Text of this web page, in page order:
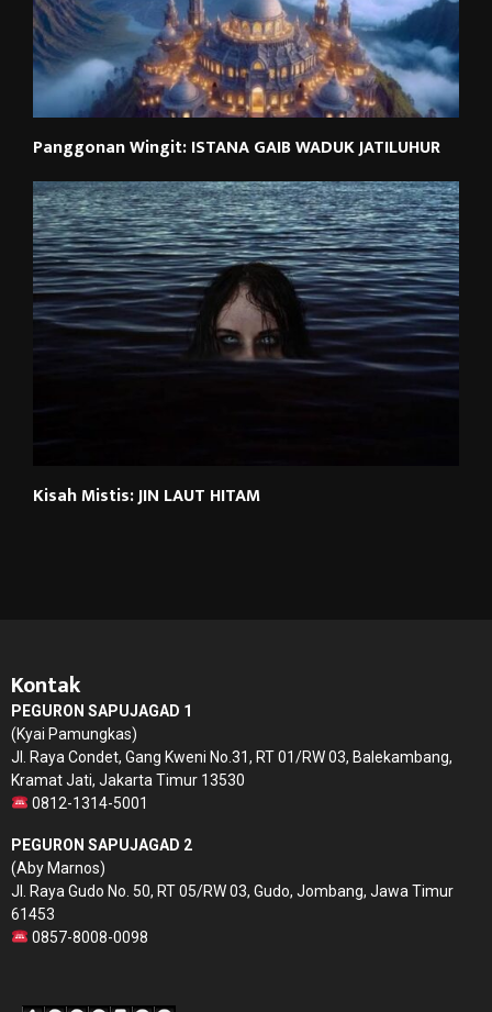
Panggonan Wingit: ISTANA GAIB WADUK JATILUHUR
Kisah Mistis: JIN LAUT HITAM
Kontak
PEGURON SAPUJAGAD 1
(Kyai Pamungkas)
Jl. Raya Condet, Gang Kweni No.31, RT 01/RW 03, Balekambang,
Kramat Jati, Jakarta Timur 13530
0812-1314-5001
PEGURON SAPUJAGAD 2
(Aby Marnos)
Jl. Raya Gudo No. 50, RT 05/RW 03, Gudo, Jombang, Jawa Timur
61453
0857-8008-0098